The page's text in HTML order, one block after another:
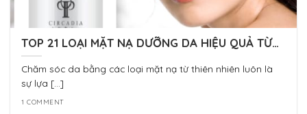
TOP 21 LOẠI MẶT NẠ DƯỠNG DA HIỆU QUẢ TỪ
NGUYÊN LIỆU TỰ NHIÊN!
Chăm sóc da bằng các loại mặt nạ từ thiên nhiên luôn là
sự lựa [...]
1 COMMENT